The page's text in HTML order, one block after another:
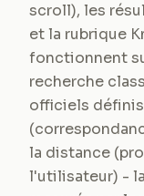
scroll), les
et la rubrique
fonctionnent
recherche
officiels
la distance
l'utilisateur) -